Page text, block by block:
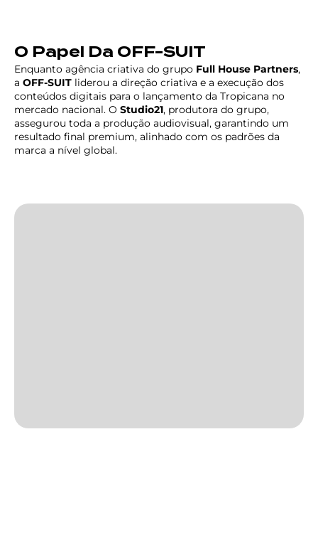
O Papel Da OFF-SUIT
Enquanto agência criativa do grupo Full House Partners,
a OFF-SUIT liderou a direção criativa e a execução dos
conteúdos digitais para o lançamento da Tropicana no
mercado nacional. O Studio21, produtora do grupo,
assegurou toda a produção audiovisual, garantindo um
resultado final premium, alinhado com os padrões da
marca a nível global.